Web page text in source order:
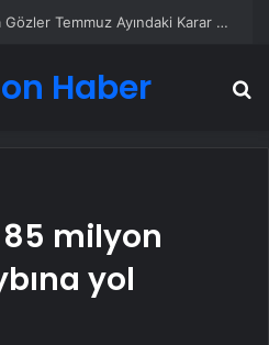
25 Yıllık Miras Davasında Gözler Temmuz Ayındaki Karar Duruşmasına Çevrildi
Haber
85 milyon
yol